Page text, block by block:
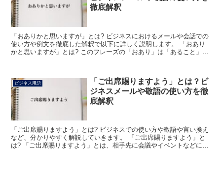
徹底解釈
「おありかと思いますが」とは? ビジネスにおけるメールや会話での
使い方や例文を徹底した解釈で以下に詳しく説明します。 「おあり
かと思いますが」とは? このフレーズの「おあり」は「あること」
ビジネス用語
「ご出席賜りますよう」とは？ビ
ジネスメールや敬語の使い方を徹
底解釈
「ご出席賜りますよう」とは? ビジネスでの使い方や敬語や言い換え
など、分かりやすく解説していきます。 「ご出席賜りますよう」と
は? 「ご出席賜りますよう」とは、相手先に会議やイベントなどに出